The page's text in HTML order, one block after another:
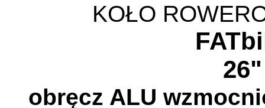
KOŁO
26"
obręcz ALU